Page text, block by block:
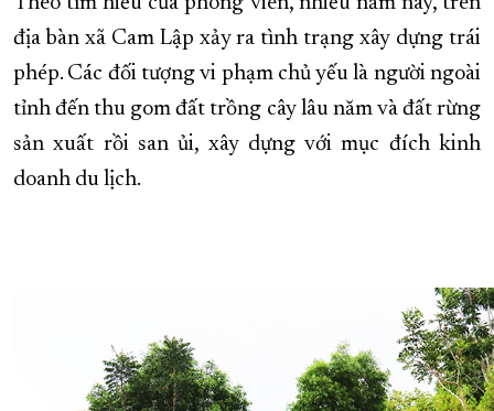
địa bàn xã Cam Lập xảy ra tình trạng xây dựng trái
phép. Các đối tượng vi phạm chủ yếu là người ngoài
tỉnh đến thu gom đất trồng cây lâu năm và đất rừng
sản xuất rồi san ủi, xây dựng với mục đích kinh
doanh du lịch.